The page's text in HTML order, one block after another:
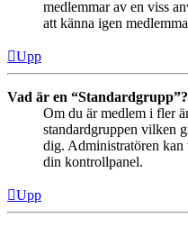
medlemmar av en viss
att känna igen
Upp
Vad är en “Standardgrupp”?
Om du är medlem i fler
standardgruppen vilken
dig. Administratören kan
din kontrollpanel.
Upp